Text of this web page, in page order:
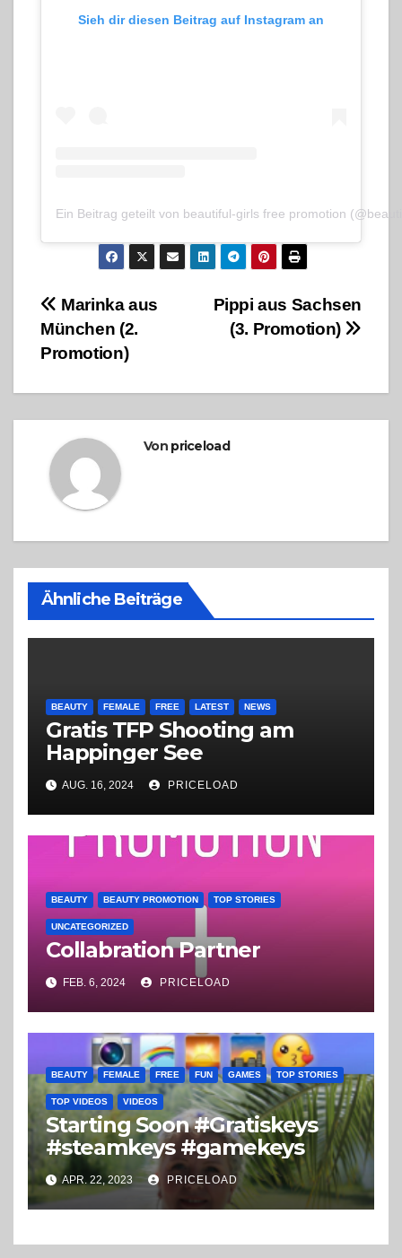
Sieh dir diesen Beitrag auf Instagram an
Ein Beitrag geteilt von beautiful-girls free promotion
Beitragsnavigation
Pippi aus Sachsen
(3. Promotion)
Marinka aus
München (2.
Promotion)
Von priceload
Ähnliche Beiträge
BEAUTY FEMALE FREE LATEST NEWS
Gratis TFP Shooting am
Happinger See
AUG. 16, 2024 PRICELOAD
BEAUTY BEAUTY PROMOTION TOP STORIES
UNCATEGORIZED
Collabration Partner
FEB. 6, 2024 PRICELOAD
BEAUTY FEMALE FREE FUN GAMES TOP STORIES
TOP VIDEOS VIDEOS
Starting Soon #Gratiskeys
#steamkeys #gamekeys
APR. 22, 2023 PRICELOAD